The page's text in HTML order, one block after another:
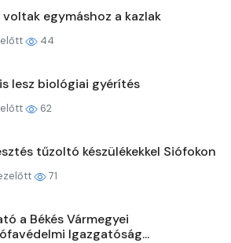
voltak egymáshoz a kazlak
44
lesz biológiai gyérítés
62
tűzoltó készülékekkel Siófokon
71
a Békés Vármegyei
Igazgatóság...